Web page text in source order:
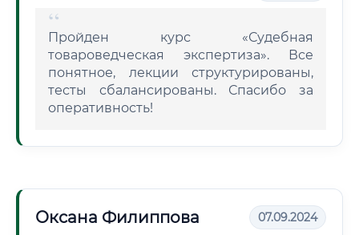
Пройден курс «Судебная
товароведческая экспертиза». Все
понятное, лекции структурированы,
тесты сбалансированы. Спасибо за
оперативность!
Оксана Филиппова 07.09.2024